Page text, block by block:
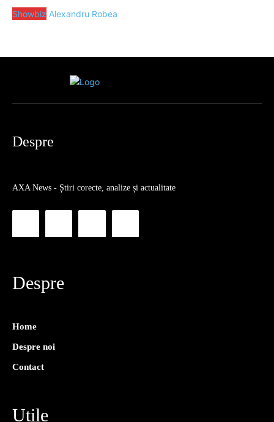
Showbiz Alexandru Robea
Despre
AXA News - Știri corecte, analize și actualitate
Despre
Home
Despre noi
Contact
Utile